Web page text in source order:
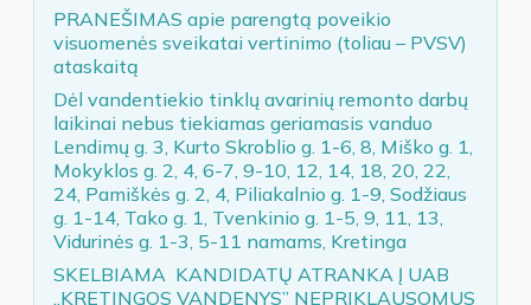
PRANEŠIMAS apie parengtą poveikio
visuomenės sveikatai vertinimo (toliau – PVSV)
ataskaitą
Dėl vandentiekio tinklų avarinių remonto darbų
laikinai nebus tiekiamas geriamasis vanduo
Lendimų g. 3, Kurto Skroblio g. 1-6, 8, Miško g. 1,
Mokyklos g. 2, 4, 6-7, 9-10, 12, 14, 18, 20, 22,
24, Pamiškės g. 2, 4, Piliakalnio g. 1-9, Sodžiaus
g. 1-14, Tako g. 1, Tvenkinio g. 1-5, 9, 11, 13,
Vidurinės g. 1-3, 5-11 namams, Kretinga
SKELBIAMA KANDIDATŲ ATRANKA Į UAB
„KRETINGOS VANDENYS” NEPRIKLAUSOMUS